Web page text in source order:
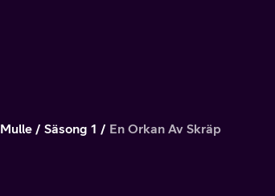
Mulle Säsong 1 En Orkan Av Skräp